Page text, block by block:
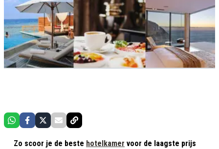
Zo scoor je de beste hotelkamer voor de laagste prijs